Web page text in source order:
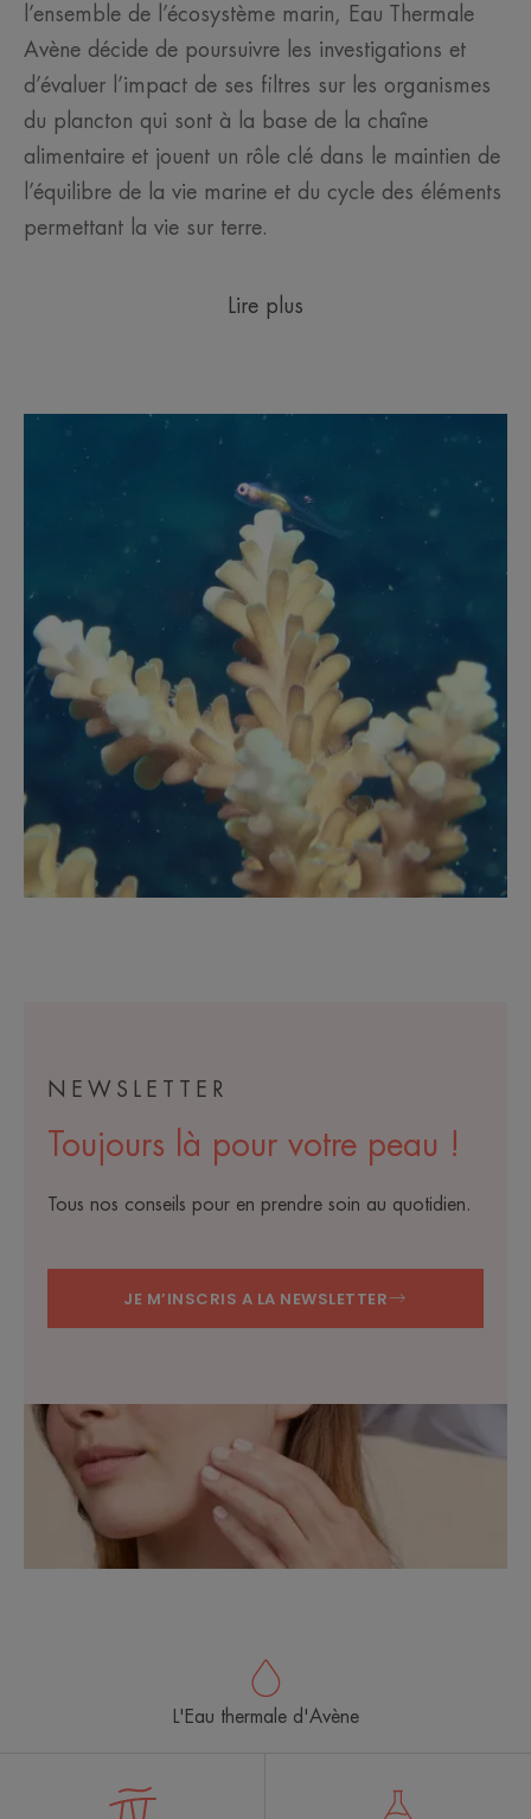
l’ensemble de l’écosystème marin, Eau Thermale
Avène décide de poursuivre les investigations et
d’évaluer l’impact de ses filtres sur les organismes
du plancton qui sont à la base de la chaîne
alimentaire et jouent un rôle clé dans le maintien de
l’équilibre de la vie marine et du cycle des éléments
permettant la vie sur terre.
Lire plus
NEWSLETTER
Toujours là pour votre peau !
Tous nos conseils pour en prendre soin au quotidien.
JE M’INSCRIS A LA NEWSLETTER
L'Eau thermale d'Avène